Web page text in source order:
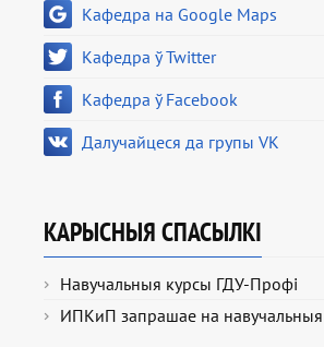
Кафедра на Google Maps
Кафедра ў Twitter
Кафедра ў Facebook
Далучайцеся да групы VK
КАРЫСНЫЯ СПАСЫЛКІ
Навучальныя курсы ГДУ-Профі
ИПКиП запрашае на